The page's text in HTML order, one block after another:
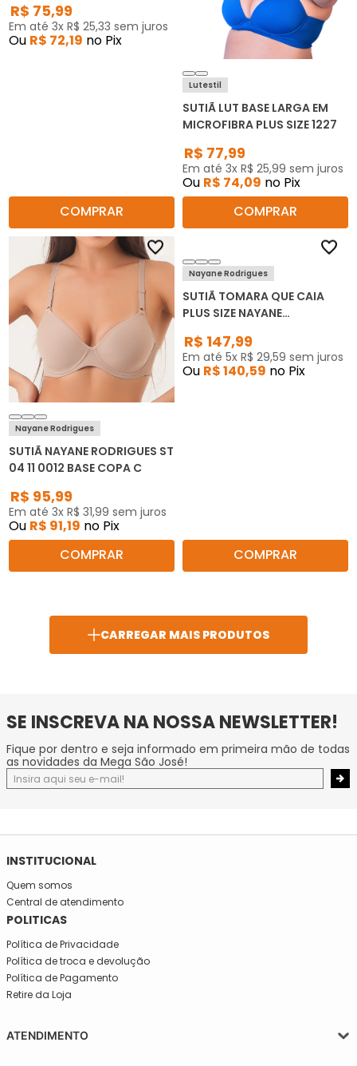
R$ 75,99
Em até 3x R$ 25,33 sem juros
Ou R$ 72,19 no Pix
COMPRAR
Lutestil
SUTIÃ LUT BASE LARGA EM
MICROFIBRA PLUS SIZE 1227
R$ 77,99
Em até 3x R$ 25,99 sem juros
Ou R$ 74,09 no Pix
COMPRAR
Nayane Rodrigues
SUTIÃ NAYANE RODRIGUES ST
04 11 0012 BASE COPA C
R$ 95,99
Em até 3x R$ 31,99 sem juros
Ou R$ 91,19 no Pix
COMPRAR
Nayane Rodrigues
SUTIÃ TOMARA QUE CAIA
PLUS SIZE NAYANE
R$ 147,99
Em até 5x R$ 29,59 sem juros
Ou R$140,59 no Pix
COMPRAR
SE INSCREVA NA NOSSA NEWSLETTER!
Fique por dentro e seja informado em primeira mão de todas
as novidades da Mega São José!
INSTITUCIONAL
Quem somos
Central de atendimento
POLITICAS
Política de Privacidade
Política de troca e devolução
Política de Pagamento
Retire da Loja
ATENDIMENTO